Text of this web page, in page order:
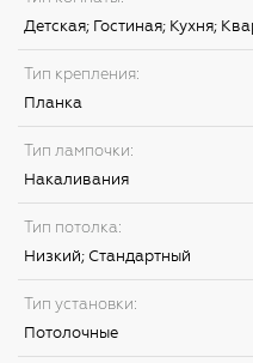
Детская; Гостиная; Кухня;
Тип крепления:
Планка
Тип лампочки:
Накаливания
Тип потолка:
Низкий; Стандартный
Тип установки:
Потолочные